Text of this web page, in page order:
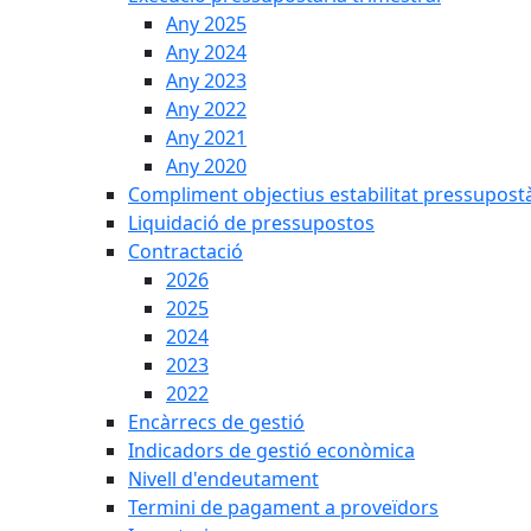
Any 2025
Any 2024
Any 2023
Any 2022
Any 2021
Any 2020
Compliment objectius estabilitat
Liquidació de pressupostos
Contractació
2026
2025
2024
2023
2022
Encàrrecs de gestió
Indicadors de gestió econòmica
Nivell d'endeutament
Termini de pagament a proveïdors